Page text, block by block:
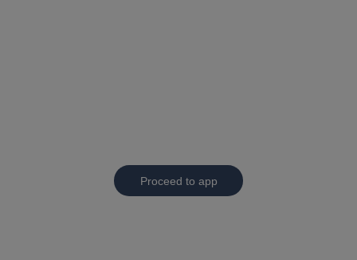
Proceed to app